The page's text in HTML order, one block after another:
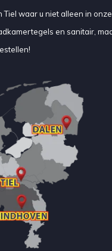
Tiel waar u niet alleen in
en sanitair,